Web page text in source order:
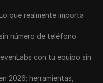
que realmente importa
número de teléfono
con tu equipo sin
2026: herramientas,